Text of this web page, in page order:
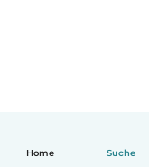
Home Suche